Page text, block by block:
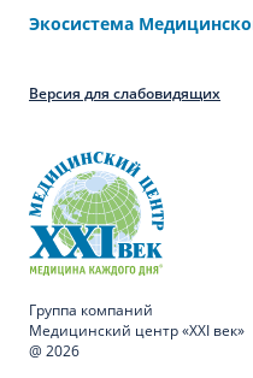
Экосистема
Версия для слабовидящих
Группа компаний
Медицинский центр «XXI век»
@ 2026